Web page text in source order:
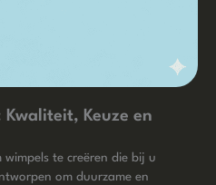
Keuze en
te creëren die bij u
om duurzame en